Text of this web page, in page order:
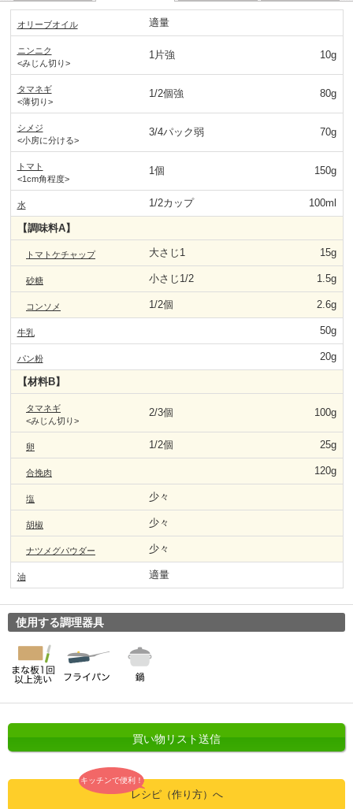
オリーブオイル 適量
ニンニク
<みじん切り>
1片強 10g
タマネギ
<薄切り>
1/2個強 80g
シメジ
<小房に分ける>
3/4パック弱 70g
トマト
<1cm角程度>
1個 150g
水 1/2カップ 100ml
【調味料A】
トマトケチャップ 大さじ1 15g
砂糖 小さじ1/2 1.5g
コンソメ 1/2個 2.6g
牛乳 50g
パン粉 20g
【材料B】
タマネギ
<みじん切り>
2/3個 100g
卵 1/2個 25g
合挽肉 120g
塩 少々
胡椒 少々
ナツメグパウダー 少々
油 適量
使用する調理器具
買い物リスト送信
キッチンで便利！
レシピ（作り方）へ